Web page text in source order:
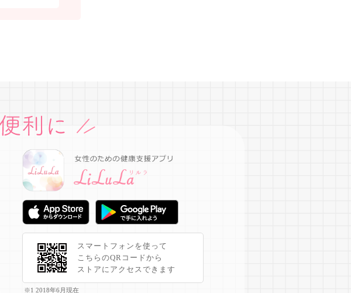
スマートフォンを使って
こちらのQRコードから
ストアにアクセスできます
※1 2018年6月現在